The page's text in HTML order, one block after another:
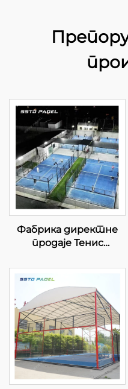
Фабрика директне
продаје Тенис
затвореном
простору
Најпродаванији
оптни панорамски
паделни корт 001-3